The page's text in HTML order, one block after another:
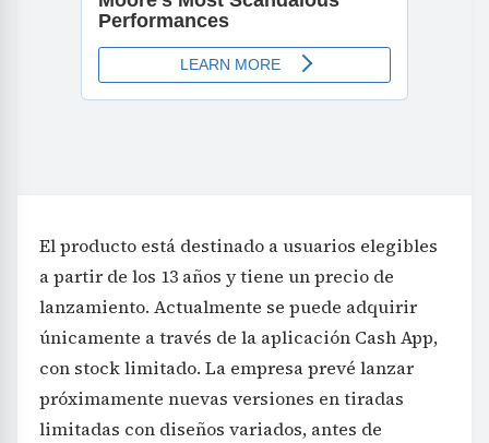
El producto está destinado a usuarios elegibles
a partir de los 13 años y tiene un precio de
lanzamiento. Actualmente se puede adquirir
únicamente a través de la aplicación Cash App,
con stock limitado. La empresa prevé lanzar
próximamente nuevas versiones en tiradas
limitadas con diseños variados, antes de